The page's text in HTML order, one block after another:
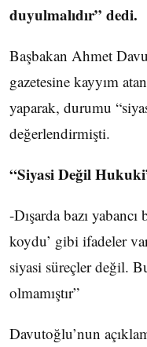
duyulmalıdır” dedi.
Başbakan Ahmet
gazetesine kayyım
yaparak, durumu
değerlendirmişti.
“Siyasi Değil
-Dışarda bazı
koydu’ gibi ifadeler
siyasi süreçler değil.
olmamıştır”
Davutoğlu’nun